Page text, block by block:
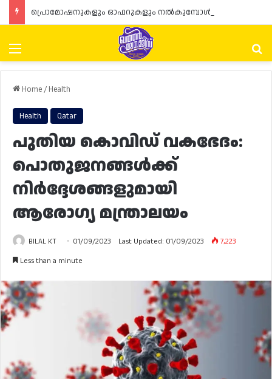
Menu
Home/ Health
Health Qatar
പുതിയ കൊവിഡ് വകഭേദം:
പൊതുജനങ്ങൾക്ക്
നിർദ്ദേശങ്ങളുമായി
ആരോഗ്യ മന്ത്രാലയം
BILAL KT 01/09/2023 Last Updated: 01/09/2023
7,223
Less than a minute